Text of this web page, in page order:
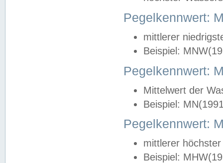
Pegelkennwert:
mittlerer
Beispiel:
Pegelkennwert:
Mittelwert der
Beispiel:
Pegelkennwert:
mittlerer
Beispiel: